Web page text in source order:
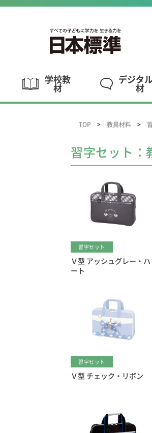
学校教
材
デジタ
材
TOP 教具材料
習字セット：
習字セット
Ｖ型 アッシュグレー・ハ
ート
習字セット
Ｖ型 チェック・リボン